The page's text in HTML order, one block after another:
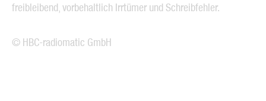
freibleibend, vorbehaltlich Irrtümer und Schreibfehler.
© HBC-radiomatic GmbH